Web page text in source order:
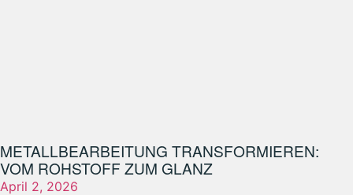
METALLBEARBEITUNG TRANSFORMIEREN:
VOM ROHSTOFF ZUM GLANZ
April 2, 2026